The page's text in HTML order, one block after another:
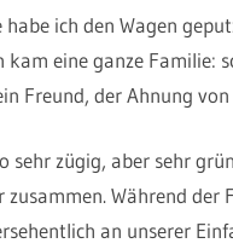
habe ich den Wagen
eine ganze Familie:
Freund, der Ahnung
sehr zügig, aber sehr
Während der
an unserer